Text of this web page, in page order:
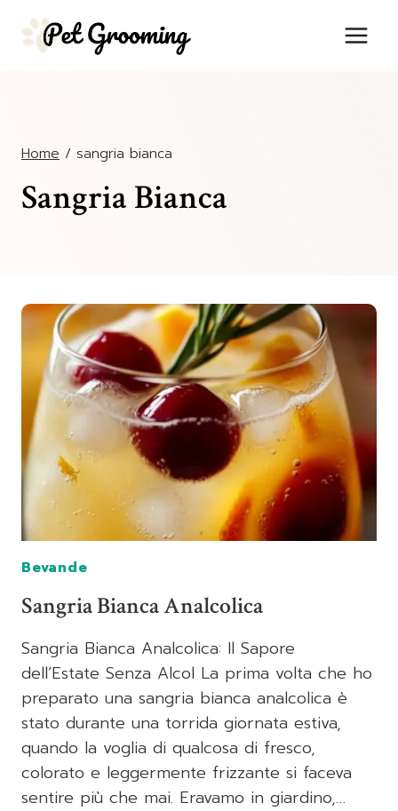
Home / sangria bianca
Sangria Bianca
Bevande
Sangria Bianca Analcolica
Sangria Bianca Analcolica: Il Sapore
dell’Estate Senza Alcol La prima volta che ho
preparato una sangria bianca analcolica è
stato durante una torrida giornata estiva,
quando la voglia di qualcosa di fresco,
colorato e leggermente frizzante si faceva
sentire più che mai. Eravamo in giardino,…